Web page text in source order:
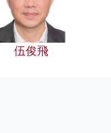
伍俊飛